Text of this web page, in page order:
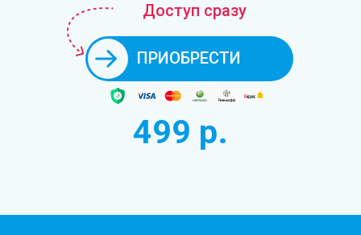
ПРИОБРЕСТИ
Доступ сразу
499 р.